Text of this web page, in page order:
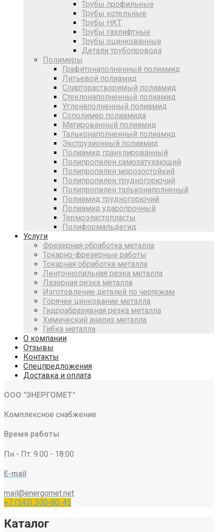
Трубы профильные
Трубы котельные
Трубы НКТ
Трубы газлифтные
Трубы оцинкованные
Детали трубопровода
Полимеры
Графитонаполненный полиамид
Литьевой полиамид
Спирторастворимый полиамид
Стеклонаполненный полиамид
Угленаполненный полиамид
Сополимер полиамида
Матированный полиамид
Тальконаполненный полиамид
Экструзионный полиамид
Полиамид гранулированный
Полипропилен самозатухающий
Полипропилен морозостойкий
Полипропилен трудногорючий
Полипропилен тальконаполненый
Полиамид трудногорючий
Полиамид ударопрочный
Термоэластопласты
Полиформальдегид
Услуги
Фрезерная обработка металла
Токарно-фрезерные работы
Токарная обработка металла
Ленточнопильная резка металла
Лазерная резка металла
Изготовление деталей по чертежам
Горячее цинкование металла
Гидроабразивная резка металла
Химический анализ металла
Гибка металла
О компании
Отзывы
Контакты
Спецпредложения
Доставка и оплата
ООО "ЭНЕРГОМЕТ"
Комплексное снабжение
Время работы
Пн - Пт: 9.00 - 18:00
E-mail
mail@energomet.net
+7 (343) 300-80-45
Каталог